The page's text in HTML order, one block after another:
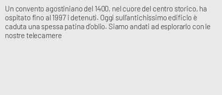
Un convento agostiniano del 1400, nel cuore del centro storico, ha
ospitato fino al 1997 i detenuti. Oggi sull’antichissimo edificio è
caduta una spessa patina d’oblio. Siamo andati ad esplorarlo con le
nostre telecamere